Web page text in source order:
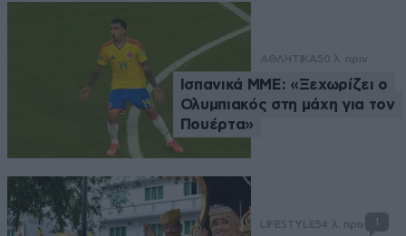
ΑΘΛΗΤΙΚΑ50 λ. πριν
Ισπανικά ΜΜΕ: «Ξεχωρίζει ο
Ολυμπιακός στη μάχη για τον
Πουέρτα»
LIFESTYLE54 λ. πριν